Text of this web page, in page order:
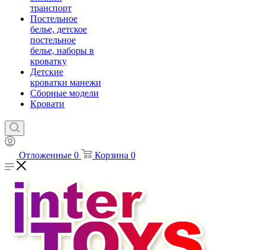
транспорт
Постельное
белье, детское
постельное
белье, наборы в
кроватку
Детские
кроватки манежи
Сборные модели
Кровати
Отложенные 0 Корзина 0